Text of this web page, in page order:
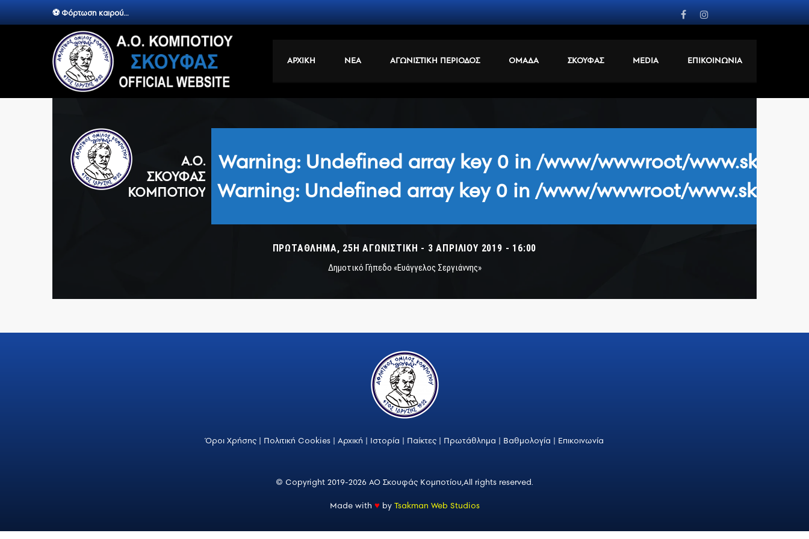
⚽ Φόρτωση καιρού...
ΑΡΧΙΚΗ ΝΕΑ ΑΓΩΝΙΣΤΙΚΗ ΠΕΡΙΟΔΟΣ ΟΜΑΔΑ ΣΚΟΥΦΑΣ MEDIA ΕΠΙΚΟΙΝΩΝΙΑ
Α.Ο.
ΣΚΟΥΦΆΣ
ΚΟΜΠΟΤΊΟΥ
Warning: Undefined array key 0 in /www/wwwroot/
Warning: Undefined array key 0 in /www/wwwroot/
ΠΡΩΤΆΘΛΗΜΑ, 25Η ΑΓΩΝΙΣΤΙΚΉ - 3 ΑΠΡΙΛΊΟΥ 2019 - 16:00
Δημοτικό Γήπεδο «Ευάγγελος Σεργιάννης»
Όροι Χρήσης | Πολιτική Cookies | Αρχική | Ιστορία | Παίκτες | Πρωτάθλημα | Βαθμολογία | Επικοινωνία
© Copyright 2019-2026 ΑΟ Σκουφάς Κομποτίου,All rights reserved.
Made with ♥ by Tsakman Web Studios